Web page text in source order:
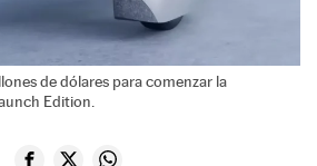
de dólares para comenzar la
Edition.